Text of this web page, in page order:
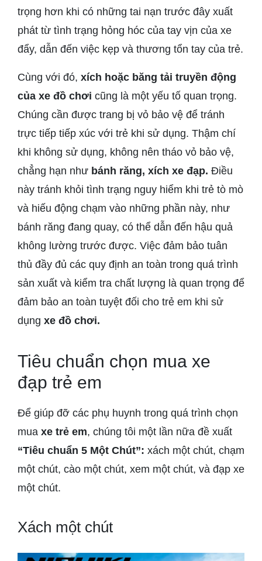
trọng hơn khi có những tai nạn trước đây xuất
phát từ tình trạng hỏng hóc của tay vịn của xe
đẩy, dẫn đến việc kẹp và thương tổn tay của trẻ.
Cùng với đó, xích hoặc băng tải truyền động
của xe đồ chơi cũng là một yếu tố quan trọng.
Chúng cần được trang bị vỏ bảo vệ để tránh
trực tiếp tiếp xúc với trẻ khi sử dụng. Thậm chí
khi không sử dụng, không nên tháo vỏ bảo vệ,
chẳng hạn như bánh răng, xích xe đạp. Điều
này tránh khỏi tình trạng nguy hiểm khi trẻ tò mò
và hiếu động chạm vào những phần này, như
bánh răng đang quay, có thể dẫn đến hậu quả
không lường trước được. Việc đảm bảo tuân
thủ đầy đủ các quy định an toàn trong quá trình
sản xuất và kiểm tra chất lượng là quan trọng để
đảm bảo an toàn tuyệt đối cho trẻ em khi sử
dụng xe đồ chơi.
Tiêu chuẩn chọn mua xe
đạp trẻ em
Để giúp đỡ các phụ huynh trong quá trình chọn
mua xe trẻ em, chúng tôi một lần nữa đề xuất
“Tiêu chuẩn 5 Một Chút”: xách một chút, chạm
một chút, cào một chút, xem một chút, và đạp xe
một chút.
Xách một chút